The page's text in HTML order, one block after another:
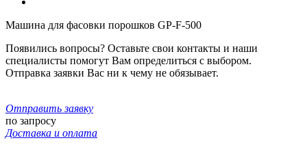
Машина для фасовки порошков GP-F-500
Появились вопросы? Оставьте свои контакты и наши
специалисты помогут Вам определиться с выбором.
Отправка заявки Вас ни к чему не обязывает.
Отправить заявку
по запросу
Доставка и оплата